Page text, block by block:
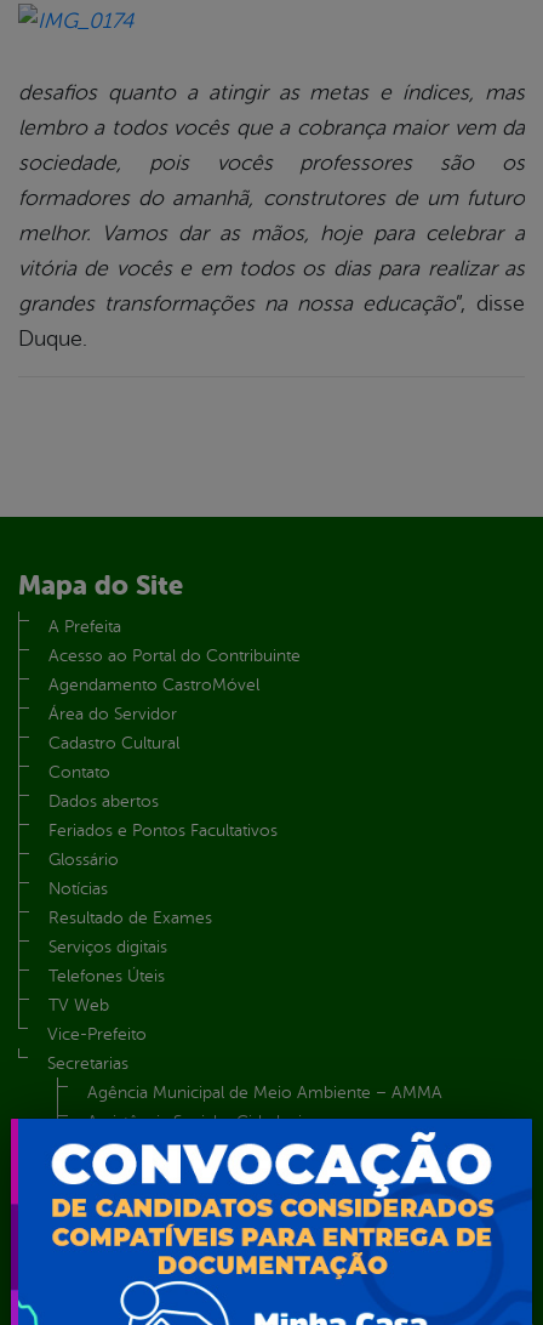
desafios quanto a atingir as metas e índices, mas
lembro a todos vocês que a cobrança maior vem da
sociedade, pois vocês professores são os
formadores do amanhã, construtores de um futuro
melhor. Vamos dar as mãos, hoje para celebrar a
vitória de vocês e em todos os dias para realizar as
grandes transformações na nossa educação”, disse
Duque.
Mapa do Site
A Prefeita
Acesso ao Portal do Contribuinte
Agendamento CastroMóvel
Área do Servidor
Cadastro Cultural
Contato
Dados abertos
Feriados e Pontos Facultativos
Glossário
Notícias
Resultado de Exames
Serviços digitais
Telefones Úteis
TV Web
Vice-Prefeito
Secretarias
Agência Municipal de Meio Ambiente – AMMA
Assistência Social e Cidadania
Autarquia Educacional de Serra Talhada – AESET
Comando da Guarda Municipal-CGM
Diretoria da Defesa Civil
FUNDAÇÃO CULTURAL DE SERRA TALHADA
Gabinete da Prefeita
Gabinete do Vice-Prefeito